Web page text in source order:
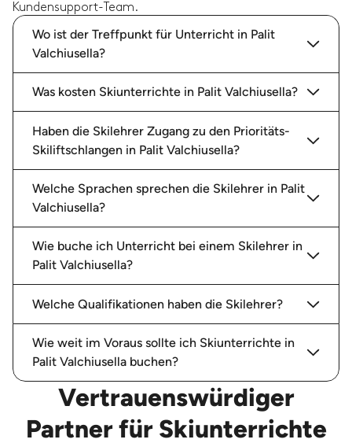
Kundensupport-Team.
Wo ist der Treffpunkt für Unterricht in Palit
Valchiusella?
Was kosten Skiunterrichte in Palit Valchiusella?
Haben die Skilehrer Zugang zu den Prioritäts-
Skiliftschlangen in Palit Valchiusella?
Welche Sprachen sprechen die Skilehrer in Palit
Valchiusella?
Wie buche ich Unterricht bei einem Skilehrer in
Palit Valchiusella?
Welche Qualifikationen haben die Skilehrer?
Wie weit im Voraus sollte ich Skiunterrichte in
Palit Valchiusella buchen?
Vertrauenswürdiger
Partner für Skiunterrichte